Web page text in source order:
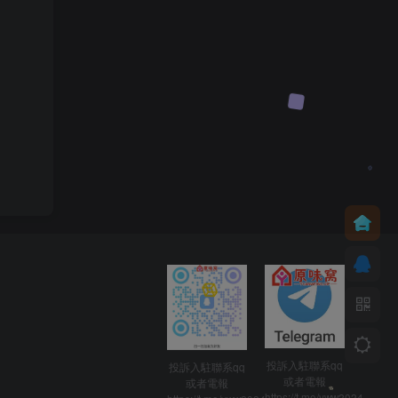
投訴入駐聯系qq
或者電報
投訴入駐聯系qq
或者電報